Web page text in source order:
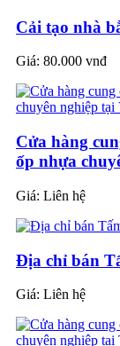
Cải tạo nhà
Giá: 80.000 vnđ
Cửa hàng
ốp nhựa
Giá: Liên hệ
Địa chỉ bán
Giá: Liên hệ